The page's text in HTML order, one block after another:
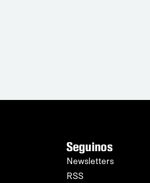
Seguinos
Newsletters
RSS